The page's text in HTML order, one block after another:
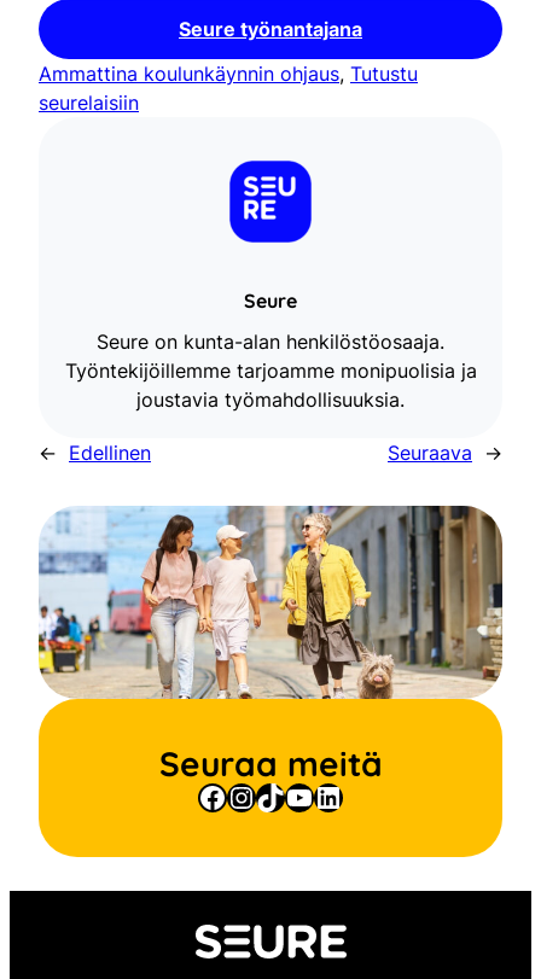
Seure työnantajana
Ammattina koulunkäynnin ohjaus, Tutustu
seurelaisiin
Seure
Seure on kunta-alan henkilöstöosaaja.
Työntekijöillemme tarjoamme monipuolisia ja
joustavia työmahdollisuuksia.
← Edellinen Seuraava →
Seuraa meitä
Facebook
Instagram
TikTok
YouTube
LinkedIn